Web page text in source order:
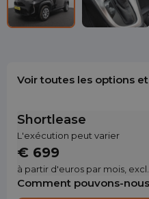
Voir toutes les options
Shortlease
L'exécution peut varier
€ 699
à partir d'euros par mois, excl.
Comment pouvons-